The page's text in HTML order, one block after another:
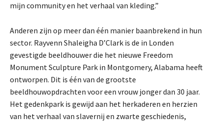
mijn community en het verhaal van kleding.”
Anderen zijn op meer dan één manier baanbrekend in hun
sector. Rayvenn Shaleigha D’Clark is de in Londen
gevestigde beeldhouwer die het nieuwe Freedom
Monument Sculpture Park in Montgomery, Alabama heeft
ontworpen. Dit is één van de grootste
beeldhouwopdrachten voor een vrouw jonger dan 30 jaar.
Het gedenkpark is gewijd aan het herkaderen en herzien
van het verhaal van slavernij en zwarte geschiedenis,